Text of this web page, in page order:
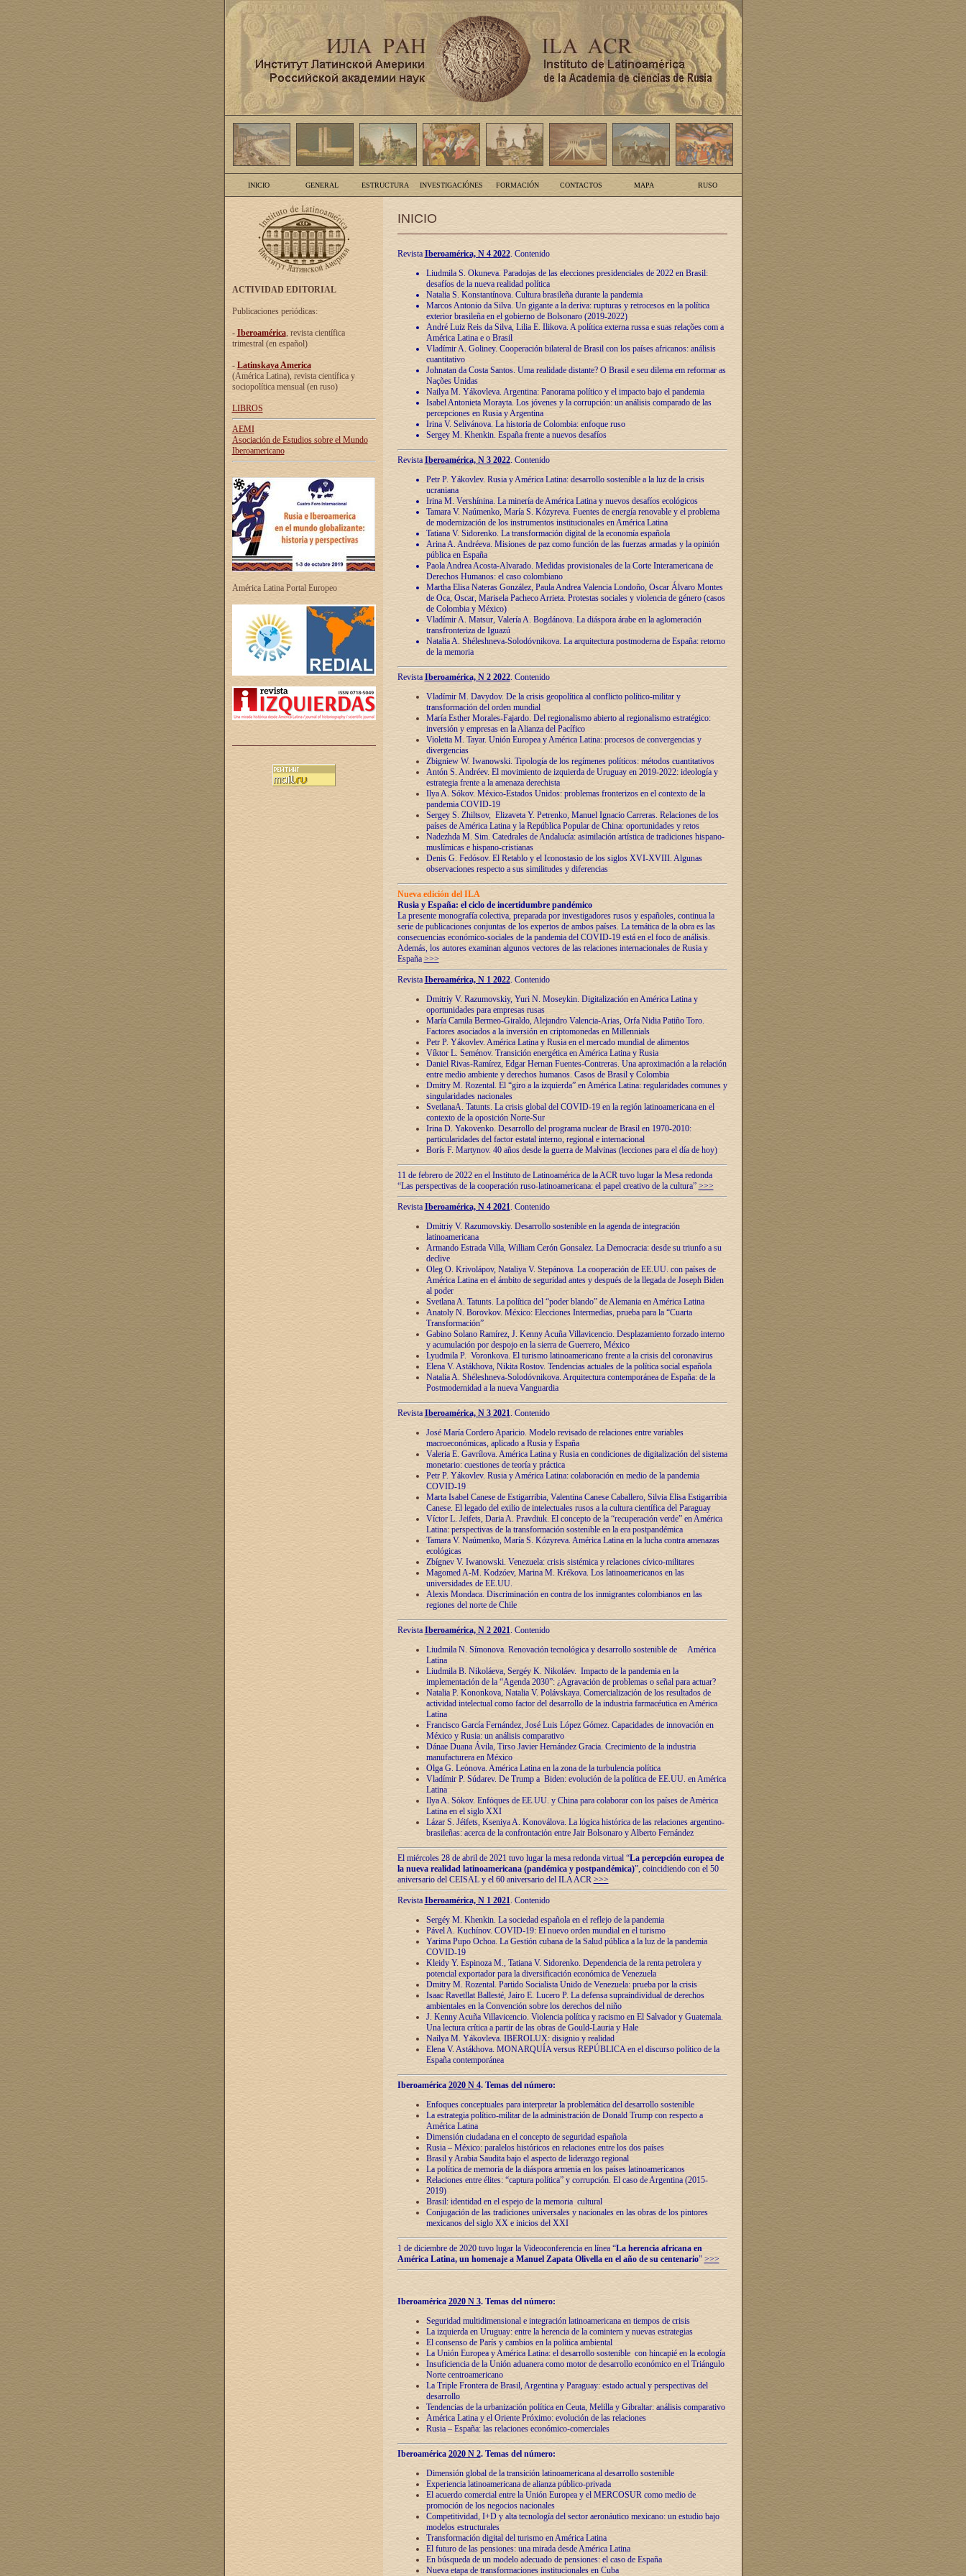
INICIO GENERAL ESTRUCTURA INVESTIGACIÓNES FORMACIÓN CONTACTOS MAPA RUSO
ACTIVIDAD EDITORIAL
Publicaciones periódicas:
- Iberoamérica, revista científica
trimestral (en español)
- Latinskaya America
(América Latina), revista científica y
sociopolítica mensual (en ruso)
LIBROS
AEMI
Asociación de Estudios sobre el Mundo
Iberoamericano
América Latina Portal Europeo
INICIO
Revista Iberoamérica, N 4 2022. Contenido
Liudmila S. Okuneva. Paradojas de las elecciones presidenciales de 2022 en Brasil:
desafíos de la nueva realidad política
Natalia S. Konstantínova. Cultura brasileña durante la pandemia
Marcos Antonio da Silva. Un gigante a la deriva: rupturas y retrocesos en la política
exterior brasileña en el gobierno de Bolsonaro (2019-2022)
André Luiz Reis da Silva, Lilia E. Ilikova. A política externa russa e suas relações com a
América Latina e o Brasil
Vladímir A. Goliney. Cooperación bilateral de Brasil con los países africanos: análisis
cuantitativo
Johnatan da Costa Santos. Uma realidade distante? O Brasil e seu dilema em reformar as
Nações Unidas
Nailya M. Yákovleva. Argentina: Panorama político y el impacto bajo el pandemia
Isabel Antonieta Morayta. Los jóvenes y la corrupción: un análisis comparado de las
percepciones en Rusia y Argentina
Irina V. Selivánova. La historia de Colombia: enfoque ruso
Sergey M. Khenkin. España frente a nuevos desafíos
Revista Iberoamérica, N 3 2022. Contenido
Petr P. Yákovlev. Rusia y América Latina: desarrollo sostenible a la luz de la crisis
ucraniana
Irina M. Vershínina. La minería de América Latina y nuevos desafíos ecológicos
Tamara V. Naúmenko, María S. Kózyreva. Fuentes de energía renovable y el problema
de modernización de los instrumentos institucionales en América Latina
Tatiana V. Sidorenko. La transformación digital de la economía española
Arina A. Andréeva. Misiones de paz como función de las fuerzas armadas y la opinión
pública en España
Paola Andrea Acosta-Alvarado. Medidas provisionales de la Corte Interamericana de
Derechos Humanos: el caso colombiano
Martha Elisa Nateras González, Paula Andrea Valencia Londoño, Oscar Álvaro Montes
de Oca, Oscar, Marisela Pacheco Arrieta. Protestas sociales y violencia de género (casos
de Colombia y México)
Vladímir A. Matsur, Valería A. Bogdánova. La diáspora árabe en la aglomeración
transfronteriza de Iguazú
Natalia A. Shéleshneva-Solodóvnikova. La arquitectura postmoderna de España: retorno
de la memoria
Revista Iberoamérica, N 2 2022. Contenido
Vladímir M. Davydov. De la crisis geopolítica al conflicto político-militar y
transformación del orden mundial
María Esther Morales-Fajardo. Del regionalismo abierto al regionalismo estratégico:
inversión y empresas en la Alianza del Pacífico
Violetta M. Tayar. Unión Europea y América Latina: procesos de convergencias y
divergencias
Zbigniew W. Iwanowski. Tipología de los regímenes políticos: métodos cuantitativos
Antón S. Andréev. El movimiento de izquierda de Uruguay en 2019-2022: ideología y
estrategia frente a la amenaza derechista
Ilya A. Sókov. México-Estados Unidos: problemas fronterizos en el contexto de la
pandemia COVID-19
Sergey S. Zhiltsov, Elizaveta Y. Petrenko, Manuel Ignacio Carreras. Relaciones de los
países de América Latina y la República Popular de China: oportunidades y retos
Nadezhda M. Sim. Catedrales de Andalucía: asimilación artística de tradiciones hispano-
muslímicas e hispano-cristianas
Denis G. Fedósov. El Retablo y el Iconostasio de los siglos XVI-XVIII. Algunas
observaciones respecto a sus similitudes y diferencias
Nueva edición del ILA
Rusia y España: el ciclo de incertidumbre pandémico
La presente monografía colectiva, preparada por investigadores rusos y españoles, continua la
serie de publicaciones conjuntas de los expertos de ambos países. La temática de la obra es las
consecuencias económico-sociales de la pandemia del COVID-19 está en el foco de análisis.
Además, los autores examinan algunos vectores de las relaciones internacionales de Rusia y
España >>>
Revista Iberoamérica, N 1 2022. Contenido
Dmitriy V. Razumovskiy, Yuri N. Moseykin. Digitalización en América Latina y
oportunidades para empresas rusas
María Camila Bermeo-Giraldo, Alejandro Valencia-Arias, Orfa Nidia Patiño Toro.
Factores asociados a la inversión en criptomonedas en Millennials
Petr P. Yákovlev. América Latina y Rusia en el mercado mundial de alimentos
Víktor L. Seménov. Transición energética en América Latina y Rusia
Daniel Rivas-Ramírez, Edgar Hernan Fuentes-Contreras. Una aproximación a la relación
entre medio ambiente y derechos humanos. Casos de Brasil y Colombia
Dmitry M. Rozental. El “giro a la izquierda” en América Latina: regularidades comunes y
singularidades nacionales
SvetlanaA. Tatunts. La crisis global del COVID-19 en la región latinoamericana en el
contexto de la oposición Norte-Sur
Irina D. Yakovenko. Desarrollo del programa nuclear de Brasil en 1970-2010:
particularidades del factor estatal interno, regional e internacional
Borís F. Martynov. 40 años desde la guerra de Malvinas (lecciones para el día de hoy)
11 de febrero de 2022 en el Instituto de Latinoamérica de la ACR tuvo lugar la Mesa redonda
“Las perspectivas de la cooperación ruso-latinoamericana: el papel creativo de la cultura” >>>
Revista Iberoamérica, N 4 2021. Contenido
Dmitriy V. Razumovskiy. Desarrollo sostenible en la agenda de integración
latinoamericana
Armando Estrada Villa, William Cerón Gonsalez. La Democracia: desde su triunfo a su
declive
Oleg O. Krivolápov, Nataliya V. Stepánova. La cooperación de EE.UU. con países de
América Latina en el ámbito de seguridad antes y después de la llegada de Joseph Biden
al poder
Svetlana A. Tatunts. La política del “poder blando” de Alemania en América Latina
Anatoly N. Borovkov. México: Elecciones Intermedias, prueba para la “Cuarta
Transformación”
Gabino Solano Ramírez, J. Kenny Acuña Villavicencio. Desplazamiento forzado interno
y acumulación por despojo en la sierra de Guerrero, México
Lyudmila P. Voronkova. El turismo latinoamericano frente a la crisis del coronavirus
Elena V. Astákhova, Nikita Rostov. Tendencias actuales de la política social española
Natalia A. Shéleshneva-Solodóvnikova. Arquitectura contemporánea de España: de la
Postmodernidad a la nueva Vanguardia
Revista Iberoamérica, N 3 2021. Contenido
José María Cordero Aparicio. Modelo revisado de relaciones entre variables
macroeconómicas, aplicado a Rusia y España
Valeria E. Gavrílova. América Latina y Rusia en condiciones de digitalización del sistema
monetario: cuestiones de teoría y práctica
Petr P. Yákovlev. Rusia y América Latina: colaboración en medio de la pandemia
COVID-19
Marta Isabel Canese de Estigarribia, Valentina Canese Caballero, Silvia Elisa Estigarribia
Canese. El legado del exilio de intelectuales rusos a la cultura científica del Paraguay
Víctor L. Jeifets, Daria A. Pravdiuk. El concepto de la “recuperación verde” en América
Latina: perspectivas de la transformación sostenible en la era postpandémica
Tamara V. Naúmenko, María S. Kózyreva. América Latina en la lucha contra amenazas
ecológicas
Zbígnev V. Iwanowski. Venezuela: crisis sistémica y relaciones cívico-militares
Magomed A-M. Kodzóev, Marina M. Krékova. Los latinoamericanos en las
universidades de EE.UU.
Alexis Mondaca. Discriminación en contra de los inmigrantes colombianos en las
regiones del norte de Chile
RevistaIberoamérica, N 2 2021. Contenido
Liudmila N. Símonova. Renovaciόn tecnolόgica y desarrollo sostenible de América
Latina
Liudmila B. Nikoláeva, Sergéy K. Nikoláev. Impacto de la pandemia en la
implementaciόn de la “Agenda 2030”: ¿Agravaciόn de problemas o señal para actuar?
Natalia P. Kononkova, Natalia V. Polávskaya. Comercializaciόn de los resultados de
actividad intelectual como factor del desarrollo de la industria farmacéutica en América
Latina
Francisco García Fernández, José Luis López Gómez. Capacidades de innovaciόn en
México y Rusia: un análisis comparativo
Dánae Duana Ávila, Tirso Javier Hernández Gracia. Crecimiento de la industria
manufacturera en México
Olga G. Leόnova. América Latina en la zona de la turbulencia política
Vladímir P. Súdarev. De Trump a Biden: evoluciόn de la política de EE.UU. en América
Latina
Ilya A. Sόkov. Enfόques de EE.UU. y China para colaborar con los países de Amèrica
Latina en el siglo XXI
Lázar S. Jéifets, Kseniya A. Konoválova. La lόgica histόrica de las relaciones argentino-
brasileñas: acerca de la confrontaciόn entre Jair Bolsonaro y Alberto Fernández
El miércoles 28 de abril de 2021 tuvo lugar la mesa redonda virtual “La percepción europea de
la nueva realidad latinoamericana (pandémica y postpandémica)”, coincidiendo con el 50
aniversario del CEISAL y el 60 aniversario del ILA ACR >>>
Revista Iberoamérica, N 1 2021. Contenido
Sergéy M. Khenkin. La sociedad española en el reflejo de la pandemia
Pável A. Kuchínov. COVID-19: El nuevo orden mundial en el turismo
Yarima Pupo Ochoa. La Gestión cubana de la Salud pública a la luz de la pandemia
COVID-19
Kleidy Y. Espinoza M., Tatiana V. Sidorenko. Dependencia de la renta petrolera y
potencial exportador para la diversificación económica de Venezuela
Dmitry M. Rozental. Partido Socialista Unido de Venezuela: prueba por la crisis
Isaac Ravetllat Ballesté, Jairo E. Lucero P. La defensa supraindividual de derechos
ambientales en la Convención sobre los derechos del niño
J. Kenny Acuña Villavicencio. Violencia política y racismo en El Salvador y Guatemala.
Una lectura crítica a partir de las obras de Gould-Lauria y Hale
Naílya M. Yákovleva. IBEROLUX: disignio y realidad
Elena V. Astákhova. MONARQUÍA versus REPÚBLICA en el discurso político de la
España contemporánea
Iberoamérica 2020 N 4. Temas del número:
Enfoques conceptuales para interpretar la problemática del desarrollo sostenible
La estrategia político-militar de la administración de Donald Trump con respecto a
América Latina
Dimensión ciudadana en el concepto de seguridad española
Rusia – México: paralelos históricos en relaciones entre los dos países
Brasil y Arabia Saudita bajo el aspecto de liderazgo regional
La política de memoria de la diáspora armenia en los países latinoamericanos
Relaciones entre élites: “captura política” y corrupción. El caso de Argentina (2015-
2019)
Brasil: identidad en el espejo de la memoria cultural
Conjugación de las tradiciones universales y nacionales en las obras de los pintores
mexicanos del siglo XX e inicios del XXI
1 de diciembre de 2020 tuvo lugar la Videoconferencia en línea “La herencia africana en
América Latina, un homenaje a Manuel Zapata Olivella en el año de su centenario” >>>
Iberoamérica 2020 N 3.Temas del número:
Seguridad multidimensional e integración latinoamericana en tiempos de crisis
La izquierda en Uruguay: entre la herencia de lа comintern y nuevas estrategias
El consenso de París y cambios en la política ambiental
La Unión Europea y América Latina: el desarrollo sostenible con hincapié en la ecología
Insuficiencia de la Unión aduanera como motor de desarrollo económico en el Triángulo
Norte centroamericano
La Triple Frontera de Brasil, Argentina y Paraguay: estado actual y perspectivas del
desarrollo
Tendencias de la urbanización política en Ceuta, Melilla y Gibraltar: análisis comparativo
América Latina y el Oriente Próximo: evolución de las relaciones
Rusia – España: las relaciones económico-comerciales
Iberoamérica 2020 N 2.Temas del número:
Dimensión global de la transición latinoamericana al desarrollo sostenible
Experiencia latinoamericana de alianza público-privada
El acuerdo comercial entre la Unión Europea y el MERCOSUR como medio de
promoción de los negocios nacionales
Competitividad, I+D y alta tecnología del sector aeronáutico mexicano: un estudio bajo
modelos estructurales
Transformación digital del turismo en América Latina
El futuro de las pensiones: una mirada desde América Latina
En búsqueda de un modelo adecuado de pensiones: el caso de España
Nueva etapa de transformaciones institucionales en Cuba